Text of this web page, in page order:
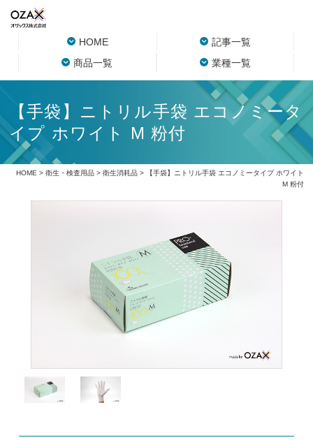
HOME
記事一覧
商品一覧
業種一覧
【手袋】ニトリル手袋 エコノミータ
イプ ホワイト M 粉付
HOME > 衛生・検査用品> 衛生消耗品> 【手袋】ニトリル手袋 エコノミータイプ ホワイト
M 粉付